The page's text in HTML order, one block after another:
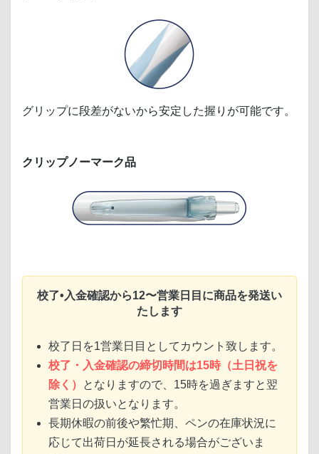
グリップに段差がないから安定した握りが可能です。
クリップノーマーク品
校了•入金確認から12〜営業日目に商品を発送い
たします
校了日を1営業日目としてカウント致します。
校了・入金確認の締切時間は15時（土日祝を
除く）
となりますので、15時を過ぎますと翌
営業日の扱いとなります。
長期休暇の前後や繁忙期、ペンの在庫状況に
応じて出荷日が延長される場合がございま